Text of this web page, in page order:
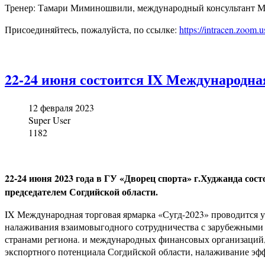
Тренер: Тамари Миминошвили, международный консультант
Присоединяйтесь, пожалуйста, по ссылке: https://
22-24 июня состоится IX
12 февраля 2023
Super User
1182
22-24 июня 2023 года в ГУ «Дворец спорта» г.Худжанда
председателем Согдийской области.
IX Международная торговая ярмарка «Сугд-2023»
налаживания взаимовыгодного сотрудничества с
странами региона. и международных финансовых
экспортного потенциала Согдийской области, налаживание